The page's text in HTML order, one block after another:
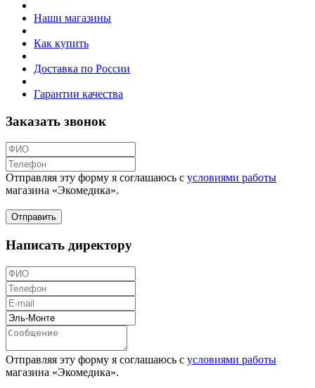
Наши магазины
Как купить
Доставка по России
Гарантии качества
Заказать звонок
Отправляя эту форму я соглашаюсь с условиями работы
магазина «Экомедика».
Написать директору
Отправляя эту форму я соглашаюсь с условиями работы
магазина «Экомедика».